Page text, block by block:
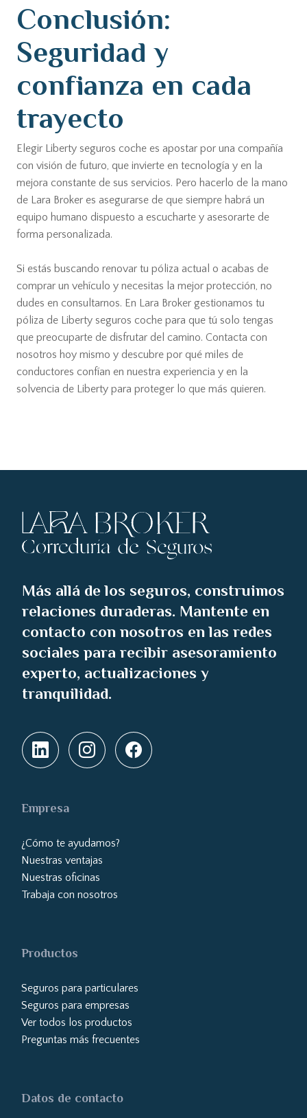
Conclusión:
Seguridad y
confianza en cada
trayecto
Elegir Liberty seguros coche es apostar por una compañía
con visión de futuro, que invierte en tecnología y en la
mejora constante de sus servicios. Pero hacerlo de la mano
de Lara Broker es asegurarse de que siempre habrá un
equipo humano dispuesto a escucharte y asesorarte de
forma personalizada.
Si estás buscando renovar tu póliza actual o acabas de
comprar un vehículo y necesitas la mejor protección, no
dudes en consultarnos. En Lara Broker gestionamos tu
póliza de Liberty seguros coche para que tú solo tengas
que preocuparte de disfrutar del camino. Contacta con
nosotros hoy mismo y descubre por qué miles de
conductores confían en nuestra experiencia y en la
solvencia de Liberty para proteger lo que más quieren.
Más allá de los seguros, construimos
relaciones duraderas. Mantente en
contacto con nosotros en las redes
sociales para recibir asesoramiento
experto, actualizaciones y
tranquilidad.
Empresa
¿Cómo te ayudamos?
Nuestras ventajas
Nuestras oficinas
Trabaja con nosotros
Productos
Seguros para particulares
Seguros para empresas
Ver todos los productos
Preguntas más frecuentes
Datos de contacto